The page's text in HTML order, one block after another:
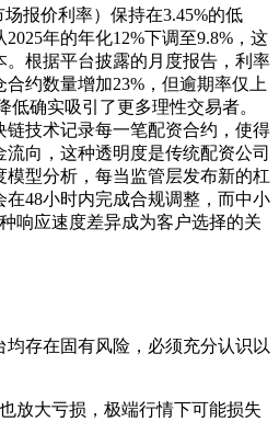
报价利率）保持在3.45%的低
年的年化12%下调至9.8%，这
根据平台披露的月度报告，利率
约数量增加23%，但逾期率仅上
低确实吸引了更多理性交易者。
链技术记录每一笔配资合约，使得
向，这种透明度是传统配资公司
模型分析，每当监管层发布新的杠
在48小时内完成合规调整，而中小
响应速度差异成为客户选择的关
均存在固有风险，必须充分认识以
放大亏损，极端行情下可能损失